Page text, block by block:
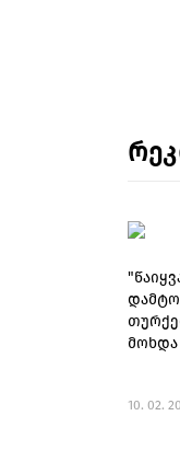
10. 02.